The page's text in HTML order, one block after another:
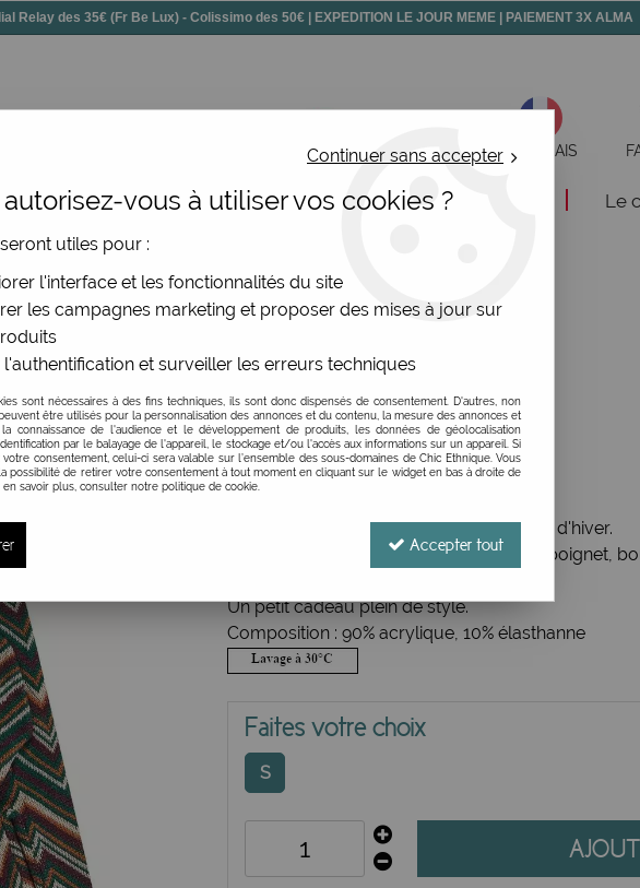
Relay des 35€ (Fr Be Lux) - Colissimo des 50€ | EXPEDITION LE JOUR MEME | PAIEMENT 3X ALMA
FRANÇAIS
Chaussures Bijoux Nouveautés Le
Louie à chevrons
Gants King Louie à chevrons
1Avis Donnez votre avis
19,95 €TTC
Le chevron multicolore réveille les looks d'hiver.
Modèle fin qui couvre avec précision le poignet,
Un petit cadeau plein de style.
Composition : 90% acrylique, 10% élasthanne
Faites votre choix
S
Continuer sans accepter
vous à utiliser vos cookies ?
utiles pour :
l'interface et les fonctionnalités du site
les campagnes marketing et proposer des mises à jour sur
l'authentification et surveiller les erreurs techniques
sont nécessaires à des fins techniques, ils sont donc dispensés de consentement. D'autres, non
être utilisés pour la personnalisation des annonces et du contenu, la mesure des annonces et
connaissance de l'audience et le développement de produits, les données de géolocalisation
par le balayage de l'appareil, le stockage et/ou l'accès aux informations sur un appareil. Si
consentement, celui-ci sera valable sur l’ensemble des sous-domaines de Chic Ethnique. Vous
possibilité de retirer votre consentement à tout moment en cliquant sur le widget en bas à droite de
en savoir plus, consulter notre politique de cookie.
Accepter tout